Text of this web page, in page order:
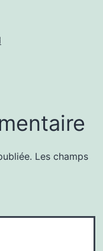
Les champs